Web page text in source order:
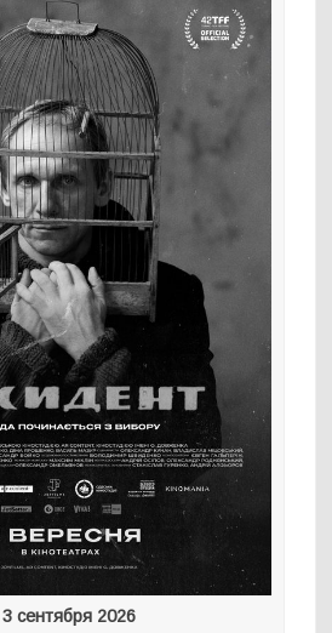
сентября 2026